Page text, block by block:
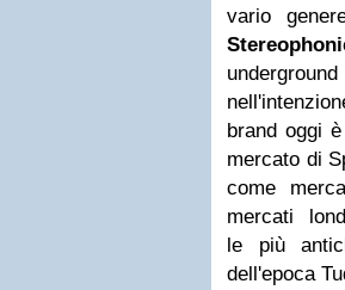
vario
brand oggi
mercato di
come
mercati
le più
dell'epoca